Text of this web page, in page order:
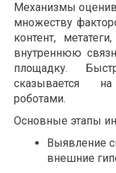
Механизмы
множеству
контент,
внутреннюю
площадку.
сказывается
роботами.
Основные этапы
Выявление
внешние